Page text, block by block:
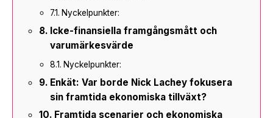
Nyckelpunkter:
Icke-finansiella framgångsmått och
varumärkesvärde
Nyckelpunkter:
Enkät: Var borde Nick Lachey fokusera
sin framtida ekonomiska tillväxt?
Framtida scenarier och ekonomiska